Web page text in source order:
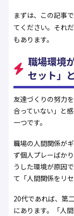
まずは、この記事
てください。それだ
もあります。
職場環境
セット」
友達づくりの努力
合っていない」と
一つです。
職場の人間関係が
ず個人プレーばか
うした環境が原因
て「人間関係をリ
20代であれば、第
にあります。「人